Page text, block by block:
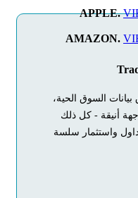
APPLE.
AMAZON.
بيانات السوق الحية،
أنيقة - كل ذلك
واستثمار سلسة